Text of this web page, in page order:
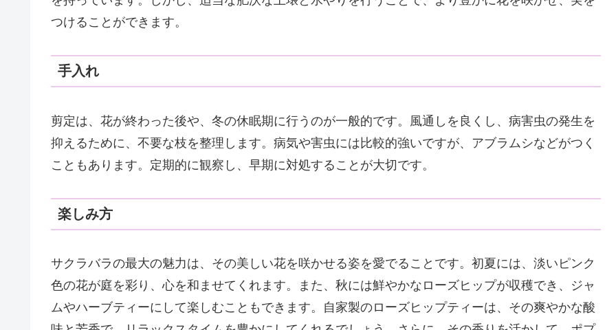
つけることができます。
手入れ
剪定は、花が終わった後や、冬の休眠期に行うのが一般的です。風通しを良くし、病害虫の発生を
抑えるために、不要な枝を整理します。病気や害虫には比較的強いですが、アブラムシなどがつく
こともあります。定期的に観察し、早期に対処することが大切です。
楽しみ方
サクラバラの最大の魅力は、その美しい花を咲かせる姿を愛でることです。初夏には、淡いピンク
色の花が庭を彩り、心を和ませてくれます。また、秋には鮮やかなローズヒップが収穫でき、ジャ
ムやハーブティーにして楽しむこともできます。自家製のローズヒップティーは、その爽やかな酸